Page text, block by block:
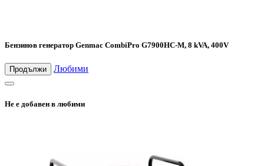
Бензинов генератор Genmac CombiPro G7900HC-M, 8 kVA, 400V
Продължи Любими
Не е добавен в любими